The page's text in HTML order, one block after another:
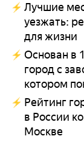
Лучшие
уезжать:
для жизни
Основан в
город с
котором
Рейтинг
в России
Москве